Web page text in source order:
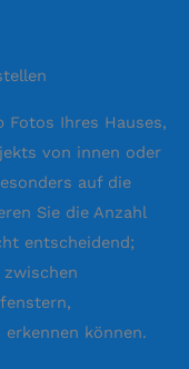
Fotos Ihres Hauses,
von innen oder
auf die
Sie die Anzahl
entscheidend;
können.